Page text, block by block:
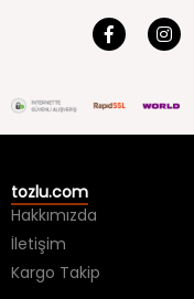
tozlu.com
Hakkımızda
İletişim
Kargo Takip